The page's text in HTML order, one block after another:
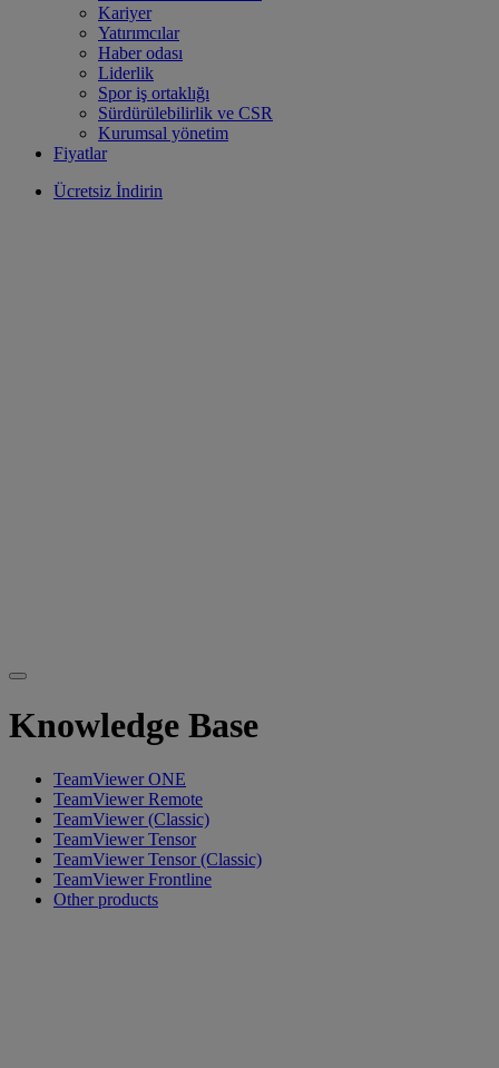
Kariyer
Yatırımcılar
Haber odası
Liderlik
Spor iş ortaklığı
Sürdürülebilirlik ve CSR
Kurumsal yönetim
Fiyatlar
Ücretsiz İndirin
Knowledge Base
TeamViewer ONE
TeamViewer Remote
TeamViewer (Classic)
TeamViewer Tensor
TeamViewer Tensor (Classic)
TeamViewer Frontline
Other products